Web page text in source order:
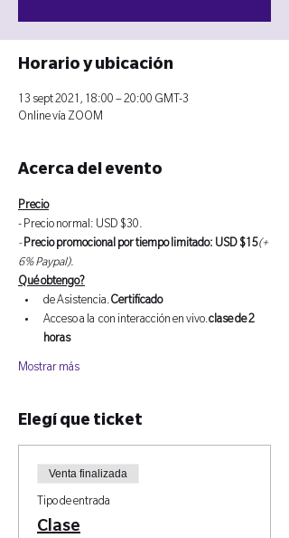
Horario y ubicación
13 sept 2021, 18:00 – 20:00 GMT-3
Online vía ZOOM
Acerca del evento
Precio
- Precio normal: USD $30.
- Precio promocional por tiempo limitado: USD $15(+
6% Paypal).
Qué obtengo?
de Asistencia.Certificado
Acceso a la con interacción en vivo.clase de 2
horas
Mostrar más
Elegí que ticket
Venta finalizada
Tipo de entrada
Clase